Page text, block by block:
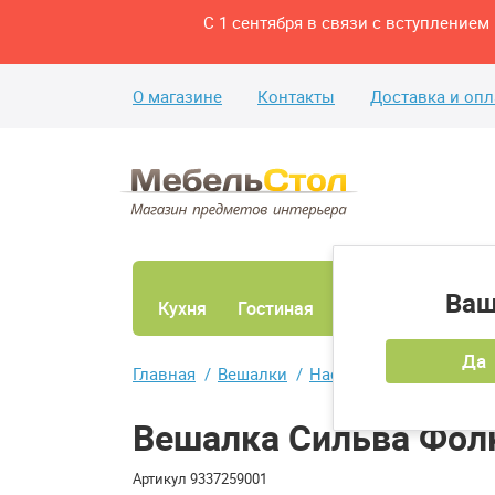
С 1 сентября в связи с
О магазине Контакты Доставка и
Да
Кухня Гостиная
Главная Вешалки Настенные вешалки
Вешалка Сильва
Артикул 9337259001